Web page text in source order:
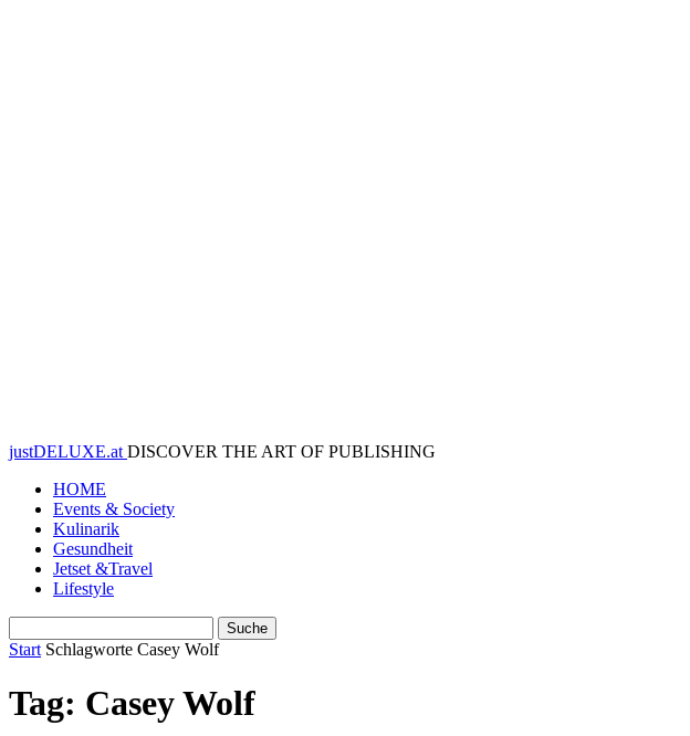
justDELUXE.at DISCOVER THE ART OF PUBLISHING
HOME
Events & Society
Kulinarik
Gesundheit
Jetset &Travel
Lifestyle
Start Schlagworte Casey Wolf
Tag: Casey Wolf